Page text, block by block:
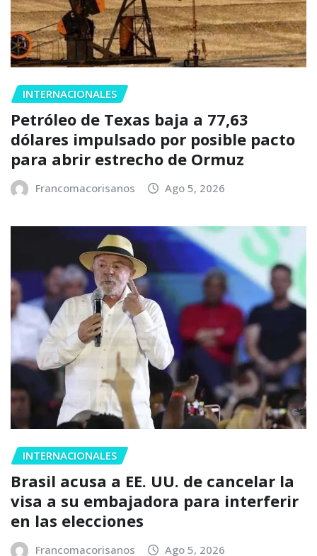
INTERNACIONALES
Petróleo de Texas baja a 77,63
dólares impulsado por posible pacto
para abrir estrecho de Ormuz
Francomacorisanos Ago 5, 2026
INTERNACIONALES
Brasil acusa a EE. UU. de cancelar la
visa a su embajadora para interferir
en las elecciones
Francomacorisanos Ago 5, 2026